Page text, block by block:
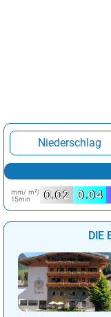
Niederschlag
mm/ m²/
15min
0.02 0.04
DIE